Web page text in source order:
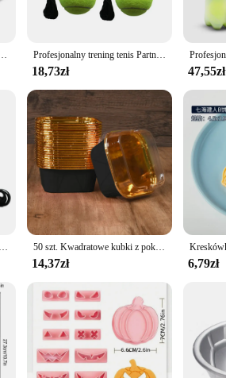
samodzielna nauka odbicia piłki piłka tenisowa halowych narzędzie do ćwiczeń tenisowych Profesjonalny trening tenis Partner odbija piłkę treningową z elastyczną liną 4m
18,73zł 47,55zł
Magicorange tenisówka odbicia piłki, sprzęt do trening tenis Solo, przenośny przyrząd szkoleniowy trening tenis, zestaw do odbijania tenisa 50 szt. Kwadratowe kubki z pokrywkami do babeczek, kubek na Pudding wytrzymały kubek do pieczenia, jednorazowe kubki z babeczkami z folii do wypieki na wesele
14,37zł 6,79zł